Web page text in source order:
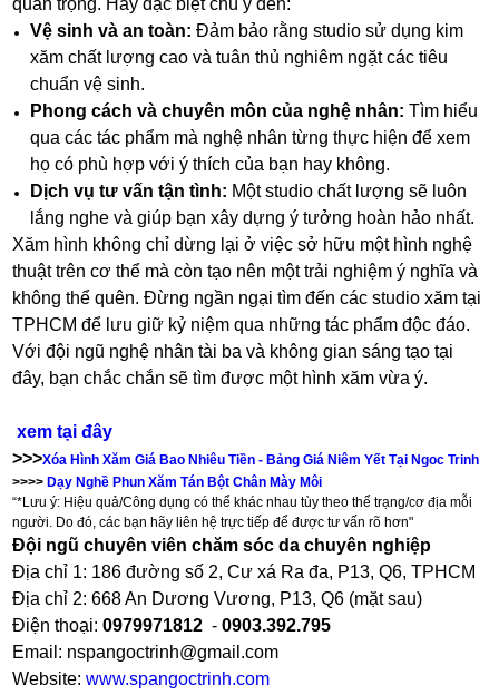
quan trọng. Hãy đặc biệt chú ý đến:
Vệ sinh và an toàn: Đảm bảo rằng studio sử dụng kim
xăm chất lượng cao và tuân thủ nghiêm ngặt các tiêu
chuẩn vệ sinh.
Phong cách và chuyên môn của nghệ nhân: Tìm hiểu
qua các tác phẩm mà nghệ nhân từng thực hiện để xem
họ có phù hợp với ý thích của bạn hay không.
Dịch vụ tư vấn tận tình: Một studio chất lượng sẽ luôn
lắng nghe và giúp bạn xây dựng ý tưởng hoàn hảo nhất.
Xăm hình không chỉ dừng lại ở việc sở hữu một hình nghệ
thuật trên cơ thể mà còn tạo nên một trải nghiệm ý nghĩa và
không thể quên. Đừng ngần ngại tìm đến các studio xăm tại
TPHCM để lưu giữ kỷ niệm qua những tác phẩm độc đáo.
Với đội ngũ nghệ nhân tài ba và không gian sáng tạo tại
đây, bạn chắc chắn sẽ tìm được một hình xăm vừa ý.
xem tại đây
>>>Xóa Hình Xăm Giá Bao Nhiêu Tiền - Bảng Giá Niêm Yết Tại Ngoc Trinh
>>>> Dạy Nghề Phun Xăm Tán Bột Chân Mày Môi
“*Lưu ý: Hiệu quả/Công dụng có thể khác nhau tùy theo thể trạng/cơ địa mỗi
người. Do đó, các bạn hãy liên hệ trực tiếp để được tư vấn rõ hơn"
Đội ngũ chuyên viên chăm sóc da chuyên nghiệp
Địa chỉ 1: 186 đường số 2, Cư xá Ra đa, P13, Q6, TPHCM
Địa chỉ 2: 668 An Dương Vương, P13, Q6 (mặt sau)
Điện thoại: 0979971812 -0903.392.795
Email: nspangoctrinh@gmail.com
Website:www.spangoctrinh.com